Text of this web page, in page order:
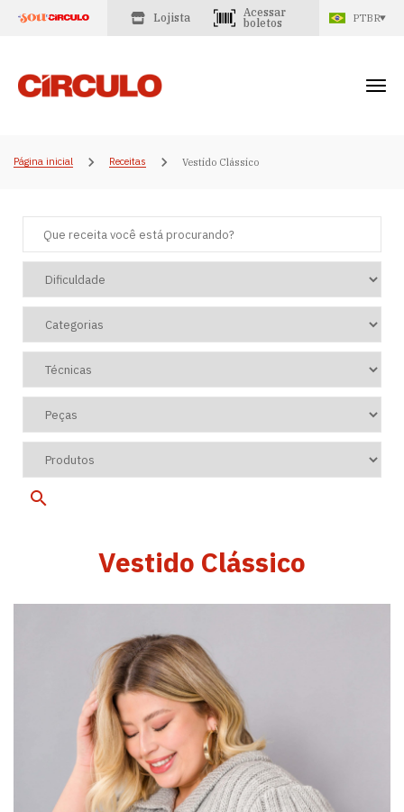
Lojista
Acessar
boletos
PTBR
Página inicial Receitas Vestido Clássico
Vestido Clássico